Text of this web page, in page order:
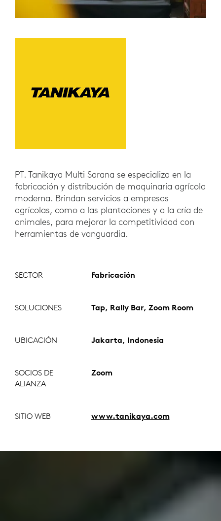
PT. Tanikaya Multi Sarana se especializa en la
fabricación y distribución de maquinaria agrícola
moderna. Brindan servicios a empresas
agrícolas, como a las plantaciones y a la cría de
animales, para mejorar la competitividad con
herramientas de vanguardia.
SECTOR Fabricación
SOLUCIONES Tap, Rally Bar, Zoom Room
UBICACIÓN Jakarta, Indonesia
SOCIOS DE
ALIANZA
Zoom
SITIO WEB www.tanikaya.com